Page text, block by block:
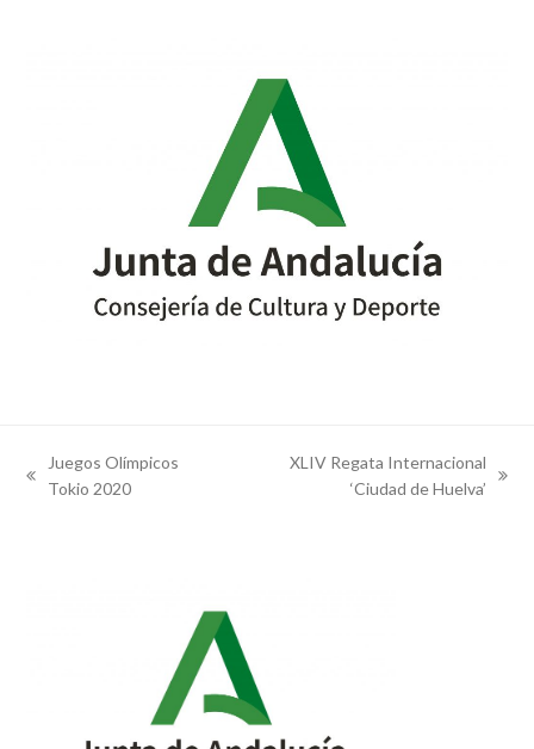
previous
Juegos Olímpicos
Tokio 2020
XLIV Regata Internacional
‘Ciudad de Huelva’